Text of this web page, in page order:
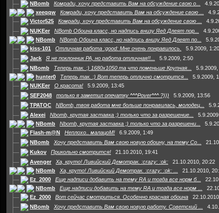
NBomb
Комради, хочу представить Вам на обсуждение свою о...
xeeqqw
Комради, хочу представить Вам на обсуждение свою ...
Victor525
Комради, хочу представить Вам на обсуждение свою ...
NUKEer
NBomb Обоина класс, но надпись внизу Яед Длеят пор...
NBomb
NBomb Обоина класс, но надпись внизу Яед Длеят по...
kiss-101
Отличная работа :good: Мне очень понравилось.
5.9.2009, 1:20
Jack
Я не поклонник РА, но работа отличная!!...
5.9.2009, 2:50
NBomb
Теперь так. :) 1680x1050 та что поменьше Крупная...
hunter0
Теперь так. :) Вот теперь отлично смотрится...
5.9.2009,
NUKEer
О красота!
5.9.2009, 13:45
SEF2048
только я заметил опечатку ^^^Pover^^^ ?)))
5.9.2009, 13:56
TPATOC
NBomb, твоя работа мне больше понравилась, молодец...
Alexei
Nbomb, крутая заставка ;) только что за разрешение...
NBomb
Nbomb, крутая заставка ;) только что за разрешени...
Flash-m@N
Неплохо.. малацоМ!
6.9.2009, 1:49
NBomb
Хочу представить Вам свою новую обоину, на тему Со...
Kukov
Прикольно смотрится!
21.10.2010, 19:41
Avenger
Ха, круто! Ливийский Демотрак. :crazy: :ok:
21.10.2010, 20:22
NBomb
Ха, круто! Ливийский Демотрак. :crazy: :ok: ...
21.10.2010,
Ez_2000
Еще надписи добавить на тему RA и тогда все норм б...
NBomb
Еще надписи добавить на тему RA и тогда все норм ...
Ez_2000
Вот сейчас смотриться. Особенно красная обоина
NBomb
Хочу представить Вам свою новую работу. Советский ...